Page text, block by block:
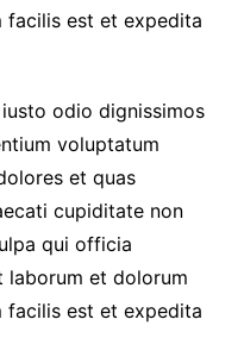
facilis est et expedita
odio dignissimos
voluptatum
et quas
cupiditate non
qui officia
laborum et dolorum
facilis est et expedita